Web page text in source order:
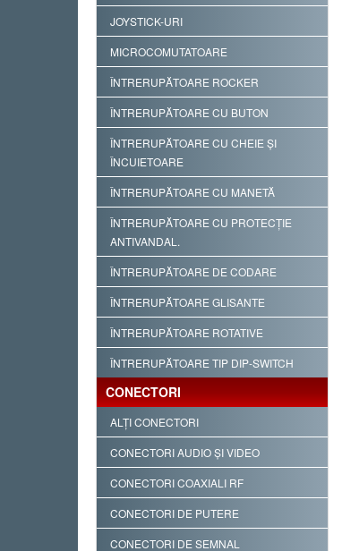
JOYSTICK-URI
MICROCOMUTATOARE
ÎNTRERUPĂTOARE ROCKER
ÎNTRERUPĂTOARE CU BUTON
ÎNTRERUPĂTOARE CU CHEIE ŞI
ÎNCUIETOARE
ÎNTRERUPĂTOARE CU MANETĂ
ÎNTRERUPĂTOARE CU PROTECŢIE
ANTIVANDAL.
ÎNTRERUPĂTOARE DE CODARE
ÎNTRERUPĂTOARE GLISANTE
ÎNTRERUPĂTOARE ROTATIVE
ÎNTRERUPĂTOARE TIP DIP-SWITCH
CONECTORI
ALŢI CONECTORI
CONECTORI AUDIO ŞI VIDEO
CONECTORI COAXIALI RF
CONECTORI DE PUTERE
CONECTORI DE SEMNAL